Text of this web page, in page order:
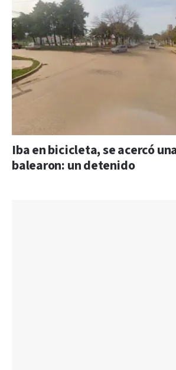
Iba en bicicleta, se acercó
balearon: un detenido